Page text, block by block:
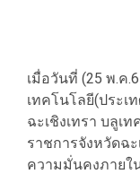
เมื่อวันที่ (25 พ.ค
เทคโนโลยี(ประเ
ฉะเชิงเทรา บลู
ราชการจังหวัดฉ
ความมั่นคงภายใ